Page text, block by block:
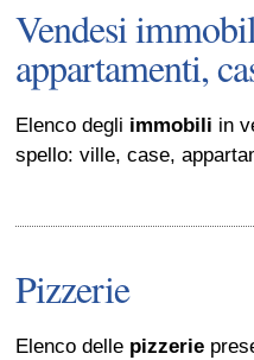
Vendesi
appartamenti,
Elenco degli immobili in
spello: ville, case,
Pizzerie
Elenco delle pizzerie